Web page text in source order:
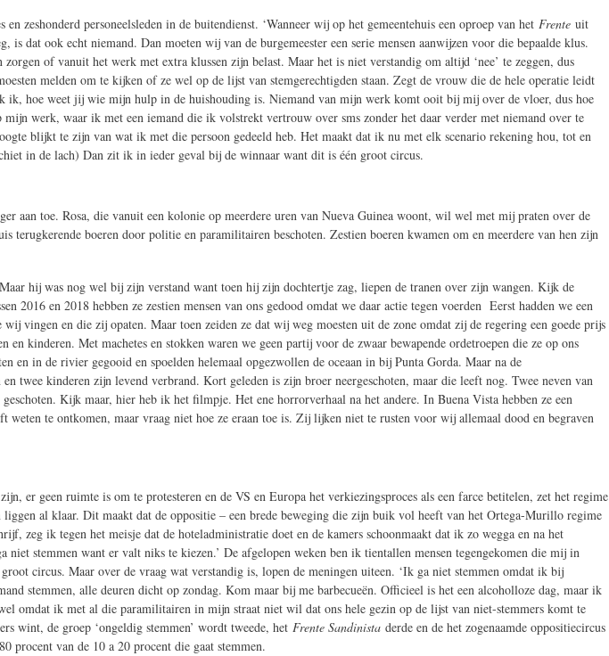
zeshonderd personeelsleden in de buitendienst. ‘Wanneer wij op het gemeentehuis een oproep van het Frente uit
dat ook echt niemand. Dan moeten wij van de burgemeester een serie mensen aanwijzen voor die bepaalde klus.
of vanuit het werk met extra klussen zijn belast. Maar het is niet verstandig om altijd ‘nee’ te zeggen, dus
melden om te kijken of ze wel op de lijst van stemgerechtigden staan. Zegt de vrouw die de hele operatie leidt
ik, hoe weet jij wie mijn hulp in de huishouding is. Niemand van mijn werk komt ooit bij mij over de vloer, dus hoe
werk, waar ik met een iemand die ik volstrekt vertrouw over sms zonder het daar verder met niemand over te
blijkt te zijn van wat ik met die persoon gedeeld heb. Het maakt dat ik nu met elk scenario rekening hou, tot en
in de lach) Dan zit ik in ieder geval bij de winnaar want dit is één groot circus.
aan toe. Rosa, die vanuit een kolonie op meerdere uren van Nueva Guinea woont, wil wel met mij praten over de
terugkerende boeren door politie en paramilitairen beschoten. Zestien boeren kwamen om en meerdere van hen zijn
hij was nog wel bij zijn verstand want toen hij zijn dochtertje zag, liepen de tranen over zijn wangen. Kijk de
2016 en 2018 hebben ze zestien mensen van ons gedood omdat we daar actie tegen voerden Eerst hadden we een
vingen en die zij opaten. Maar toen zeiden ze dat wij weg moesten uit de zone omdat zij de regering een goede prijs
kinderen. Met machetes en stokken waren we geen partij voor de zwaar bewapende ordetroepen die ze op ons
en in de rivier gegooid en spoelden helemaal opgezwollen de oceaan in bij Punta Gorda. Maar na de
twee kinderen zijn levend verbrand. Kort geleden is zijn broer neergeschoten, maar die leeft nog. Twee neven van
Kijk maar, hier heb ik het filmpje. Het ene horrorverhaal na het andere. In Buena Vista hebben ze een
te ontkomen, maar vraag niet hoe ze eraan toe is. Zij lijken niet te rusten voor wij allemaal dood en begraven
er geen ruimte is om te protesteren en de VS en Europa het verkiezingsproces als een farce betitelen, zet het regime
al klaar. Dit maakt dat de oppositie – een brede beweging die zijn buik vol heeft van het Ortega-Murillo regime
zeg ik tegen het meisje dat de hoteladministratie doet en de kamers schoonmaakt dat ik zo wegga en na het
stemmen want er valt niks te kiezen.’ De afgelopen weken ben ik tientallen mensen tegengekomen die mij in
circus. Maar over de vraag wat verstandig is, lopen de meningen uiteen. ‘Ik ga niet stemmen omdat ik bij
stemmen, alle deuren dicht op zondag. Kom maar bij me barbecueën. Officieel is het een alcoholloze dag, maar ik
omdat ik met al die paramilitairen in mijn straat niet wil dat ons hele gezin op de lijst van niet-stemmers komt te
wint, de groep ‘ongeldig stemmen’ wordt tweede, het Frente Sandinista derde en de het zogenaamde oppositiecircus
procent van de 10 a 20 procent die gaat stemmen.